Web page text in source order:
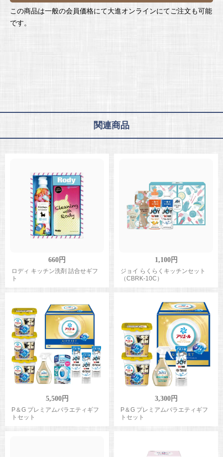
この商品は一般の会員価格にて大進オンラインにてご注文も可能
です。
関連商品
660円
ロディ キッチン洗剤 詰合せギフ
ト
1,100円
ジョイ らくらくキッチンセット
（CBRK-10C）
5,500円
P＆G プレミアムバラエティギフ
トセット
3,300円
P＆G プレミアムバラエティギフ
トセット